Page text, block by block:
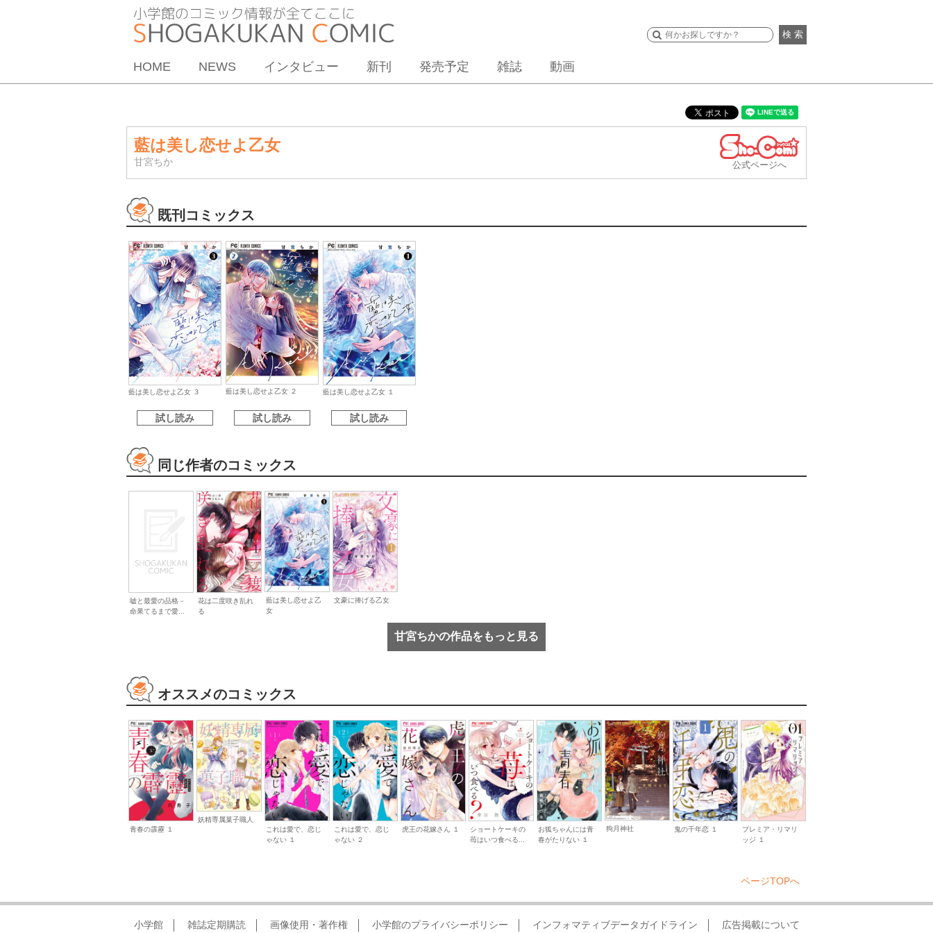
検 索
HOME NEWS インタビュー 新刊 発売予定 雑誌 動画
藍は美し恋せよ乙女
甘宮ちか 公式ページへ
既刊コミックス
藍は美し恋せよ乙女 ３
試し読み
藍は美し恋せよ乙女 ２
試し読み
藍は美し恋せよ乙女 １
試し読み
同じ作者のコミックス
嘘と最愛の品格－
命果てるまで愛...
花は二度咲き乱れ
る
藍は美し恋せよ乙
女
文豪に捧げる乙女
甘宮ちかの作品をもっと見る
オススメのコミックス
青春の霹靂 １
妖精専属菓子職人
これは愛で、恋じ
ゃない １
これは愛で、恋じ
ゃない ２
虎王の花嫁さん １
ショートケーキの
苺はいつ食べる...
お狐ちゃんには青
春がたりない １
狗月神社 鬼の千年恋 １
プレミア・リマリ
ッジ １
ページTOPへ
小学館 雑誌定期購読 画像使用・著作権 小学館のプライバシーポリシー インフォマティブデータガイドライン 広告掲載について